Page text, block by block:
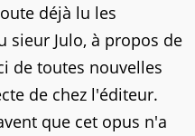
déjà lu les
sieur Julo, à propos de
de toutes nouvelles
de chez l'éditeur.
que cet opus n'a